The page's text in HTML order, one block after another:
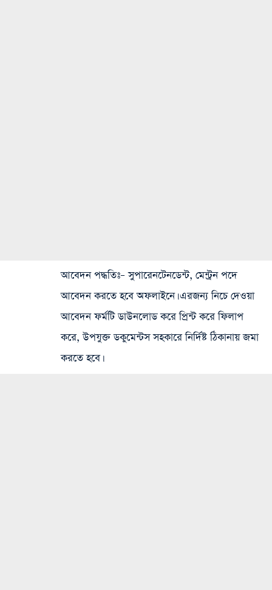
আবেদন পদ্ধতিঃ– সুপারেনটেনডেন্ট, মেন্ট্রন পদে
আবেদন করতে হবে অফলাইনে। এরজন্য নিচে দেওয়া
আবেদন ফর্মটি ডাউনলোড করে প্রিন্ট করে ফিলাপ
করে, উপযুক্ত ডকুমেন্টস সহকারে নির্দিষ্ট ঠিকানায় জমা
করতে হবে।